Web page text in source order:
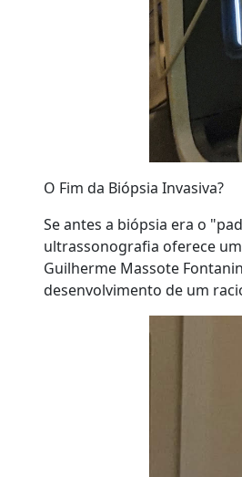
O Fim da Biópsia Invasiva?
Se antes a biópsia era o
ultrassonografia oferece
Guilherme Massote
desenvolvimento de um